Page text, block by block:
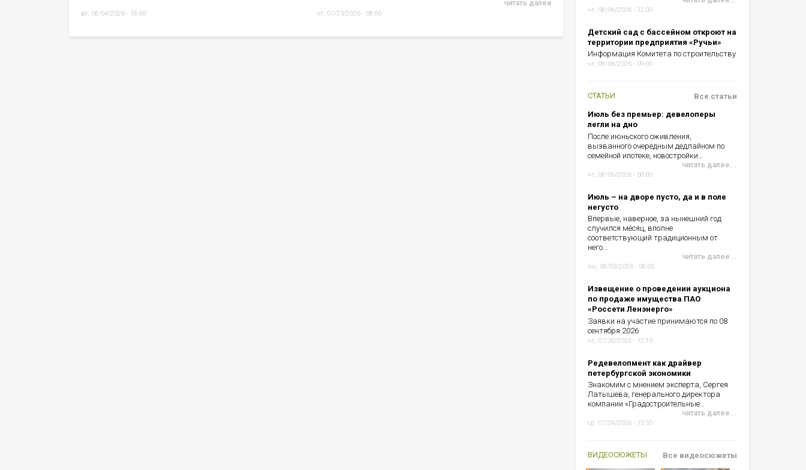
вт, 08/04/2026 - 18:00
читать далее
чт, 07/23/2026 - 08:00 чт, 08/06/2026 - 12:00
Детский сад с бассейном откроют на
территории предприятия «Ручьи»
Информация Комитета по строительству
чт, 08/06/2026 - 09:00
СТАТЬИ
Июль без премьер: девелоперы
легли на дно
После июньского оживления,
вызванного очередным дедлайном по
семейной ипотеке, новостройки…
читать далее...
чт, 08/06/2026 - 08:00
Июль – на дворе пусто, да и в поле
негусто
Впервые, наверное, за нынешний год
случился месяц, вполне
соответствующий традиционным от
него…
читать далее...
пн, 08/03/2026 - 08:00
Извещение о проведении аукциона
по продаже имущества ПАО
«Россети Ленэнерго»
Заявки на участие принимаются по 08
сентября 2026
чт, 07/30/2026 - 12:10
Редевелопмент как драйвер
петербургской экономики
Знакомим с мнением эксперта, Сергея
Латышева, генерального директора
компании «Градостроительные…
читать далее...
ср, 07/29/2026 - 15:50
Все статьи
ВИДЕОСЮЖЕТЫ Все видеосюжеты